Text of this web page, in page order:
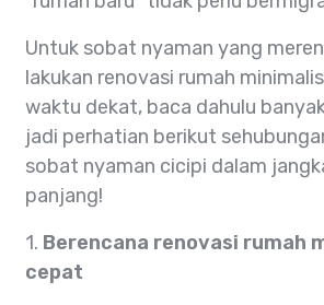
Untuk sobat nyaman yang
lakukan renovasi rumah
waktu dekat, baca dahulu
jadi perhatian berikut
sobat nyaman cicipi dalam
panjang!
1. Berencana renovasi rumah
cepat